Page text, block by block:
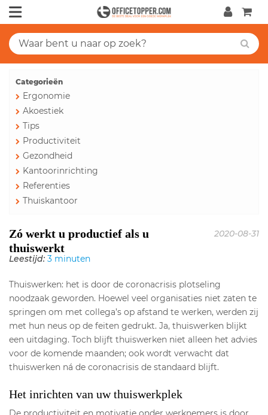
Categorieën
Ergonomie
Akoestiek
Tips
Productiviteit
Gezondheid
Kantoorinrichting
Referenties
Thuiskantoor
Zó werkt u productief als u
thuiswerkt
2020-08-31
Leestijd: 3 minuten
Thuiswerken: het is door de coronacrisis plotseling
noodzaak geworden. Hoewel veel organisaties niet zaten te
springen om met collega’s op afstand te werken, werden zij
met hun neus op de feiten gedrukt. Ja, thuiswerken blijkt
een uitdaging. Toch blijft thuiswerken niet alleen het advies
voor de komende maanden; ook wordt verwacht dat
thuiswerken ná de coronacrisis de standaard blijft.
Het inrichten van uw thuiswerkplek